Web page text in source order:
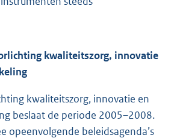
kwaliteitszorg, innovatie
kwaliteitszorg, innovatie en
beslaat de periode 2005–2008.
opeenvolgende beleidsagenda’s